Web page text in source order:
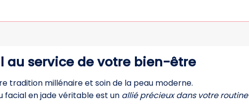
au service de votre bien-être
millénaire et soin de la peau moderne.
facial en jade véritable est un allié précieux dans votre routine